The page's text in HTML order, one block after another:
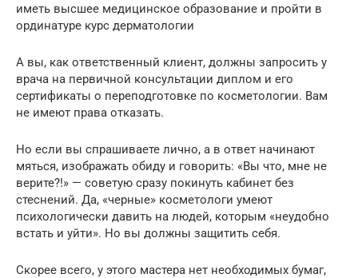
иметь высшее медицинское образование и пройти в
ординатуре курс дерматологии
А вы, как ответственный клиент, должны запросить у
врача на первичной консультации диплом и его
сертификаты о переподготовке по косметологии. Вам
не имеют права отказать.
Но если вы спрашиваете лично, а в ответ начинают
мяться, изображать обиду и говорить: «Вы что, мне не
верите?!» — советую сразу покинуть кабинет без
стеснений. Да, «черные» косметологи умеют
психологически давить на людей, которым «неудобно
встать и уйти». Но вы должны защитить себя.
Скорее всего, у этого мастера нет необходимых бумаг,